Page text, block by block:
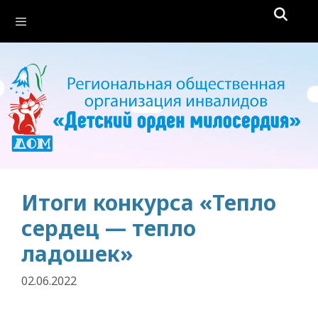
содержимому
Итоги конкурса «Тепло
сердец — тепло
ладошек»
02.06.2022